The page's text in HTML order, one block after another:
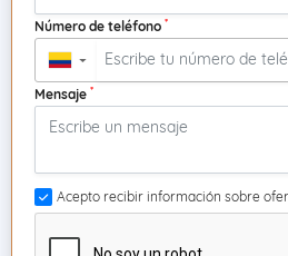
Número de teléfono *
▼
Mensaje *
Acepto recibir información sobre